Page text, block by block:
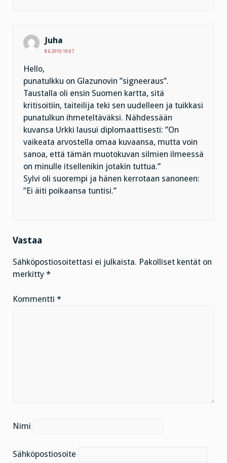
Juha
8.6.2010 19:07
Hello,
punatulkku on Glazunovin ”signeeraus”.
Taustalla oli ensin Suomen kartta, sitä
kritisoitiin, taiteilija teki sen uudelleen ja tuikkasi
punatulkun ihmeteltäväksi. Nähdessään
kuvansa Urkki lausui diplomaattisesti: ”On
vaikeata arvostella omaa kuvaansa, mutta voin
sanoa, että tämän muotokuvan silmien ilmeessä
on minulle itsellenikin jotakin tuttua.”
Sylvi oli suorempi ja hänen kerrotaan sanoneen:
”Ei äiti poikaansa tuntisi.”
Vastaa
Sähköpostiosoitettasi ei julkaista. Pakolliset kentät on
merkitty *
Kommentti *
Nimi
Sähköpostiosoite